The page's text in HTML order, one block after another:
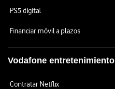
PS5 digital
Financiar móvil a plazos
Vodafone entretenimiento
Contratar Netflix